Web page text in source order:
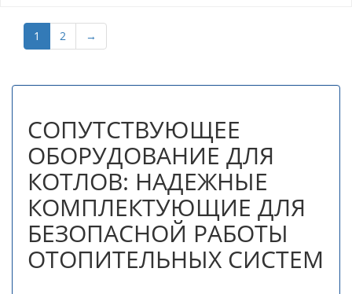
1 2 →
СОПУТСТВУЮЩЕЕ
ОБОРУДОВАНИЕ ДЛЯ
КОТЛОВ: НАДЕЖНЫЕ
КОМПЛЕКТУЮЩИЕ ДЛЯ
БЕЗОПАСНОЙ РАБОТЫ
ОТОПИТЕЛЬНЫХ СИСТЕМ